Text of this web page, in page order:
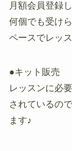
月額会員登録
何個でも受け
ペースでレッ
●キット販売
レッスンに必
されているの
ます♪